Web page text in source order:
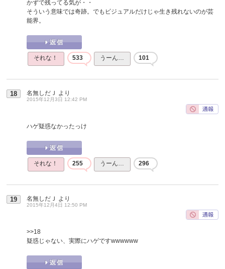
かずで残ってる気が・・
そういう意味では奇跡。でもビジュアルだけじゃ生き残れないのが芸
能界。
それな！ 533 うーん… 101
18 名無しだＪ より
2015年12月3日 12:42 PM
ハゲ疑惑なかったっけ
それな！ 255 うーん… 296
19 名無しだＪ より
2015年12月4日 12:50 PM
>>18
疑惑じゃない、実際にハゲですwwwwww